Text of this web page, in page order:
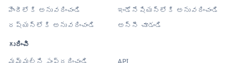
హిందీలోకి అనువదించండి
ఇండోనేషియన్‌లోకి అనువదించండి
రష్యన్‌లోకి అనువదించండి
అన్నీ చూడండి
గురించి